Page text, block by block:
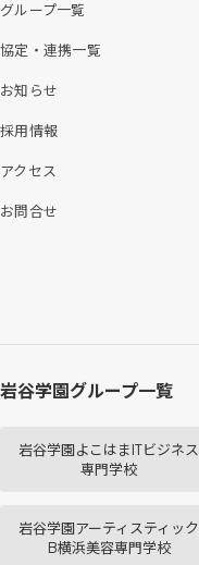
グループ一覧
協定・連携一覧
お知らせ
採用情報
アクセス
お問合せ
岩谷学園グループ一覧
岩谷学園よこはまITビジネス
専門学校
岩谷学園アーティスティック
B横浜美容専門学校